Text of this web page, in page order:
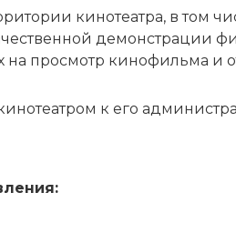
кинотеатра, в том
демонстрации
просмотр кинофильма и
к его